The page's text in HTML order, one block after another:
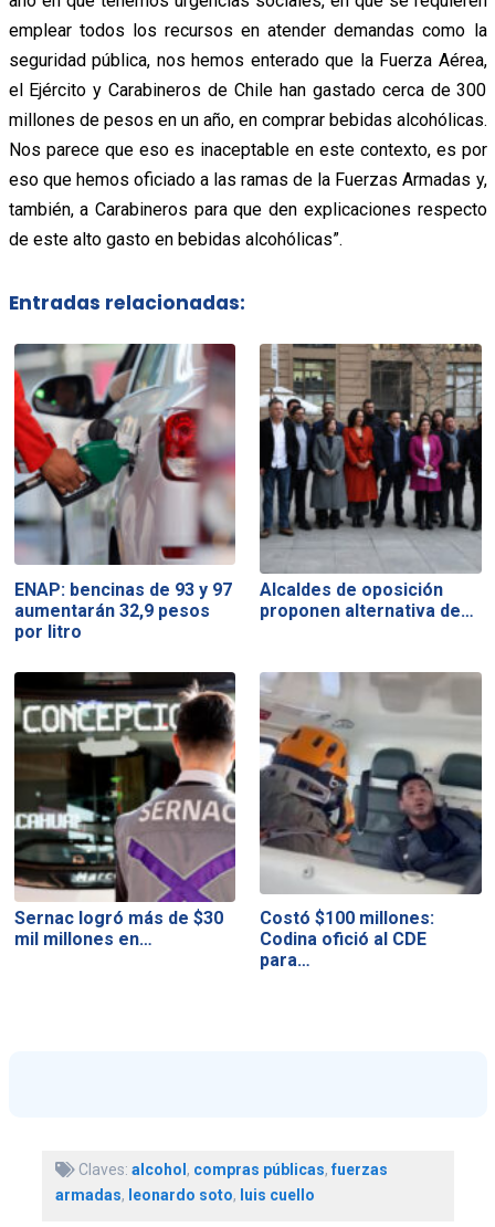
emplear todos los recursos en atender demandas como la
seguridad pública, nos hemos enterado que la Fuerza Aérea,
el Ejército y Carabineros de Chile han gastado cerca de 300
millones de pesos en un año, en comprar bebidas alcohólicas.
Nos parece que eso es inaceptable en este contexto, es por
eso que hemos oficiado a las ramas de la Fuerzas Armadas y,
también, a Carabineros para que den explicaciones respecto
de este alto gasto en bebidas alcohólicas”.
Entradas relacionadas:
ENAP: bencinas de 93 y 97
aumentarán 32,9 pesos
por litro
Alcaldes de oposición
proponen alternativa de…
Sernac logró más de $30
mil millones en…
Costó $100 millones:
Codina ofició al CDE
para…
Claves: alcohol, compras públicas,fuerzas
armadas, leonardo soto, luis cuello